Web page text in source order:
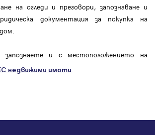
на огледи и преговори, запознаване и
документация за покупка на
и с местоположението на
недвижими имоти.